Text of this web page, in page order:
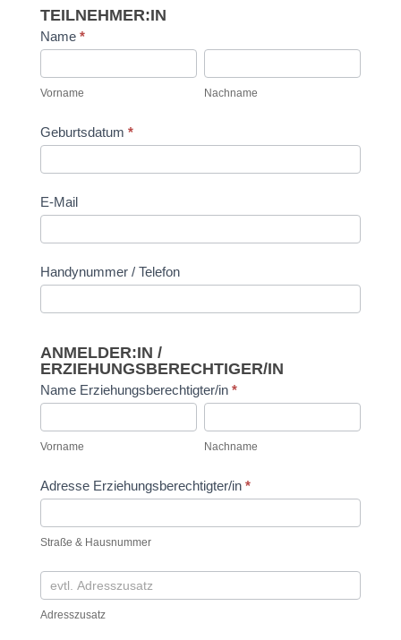
TEILNEHMER:IN
Name *
Vorname Nachname
Geburtsdatum *
E-Mail
Handynummer / Telefon
ANMELDER:IN /
ERZIEHUNGSBERECHTIGER/IN
Name Erziehungsberechtigter/in *
Vorname Nachname
Adresse Erziehungsberechtigter/in *
&
Hausnummer
Straße & Hausnummer
Adresszusatz
Adresszusatz